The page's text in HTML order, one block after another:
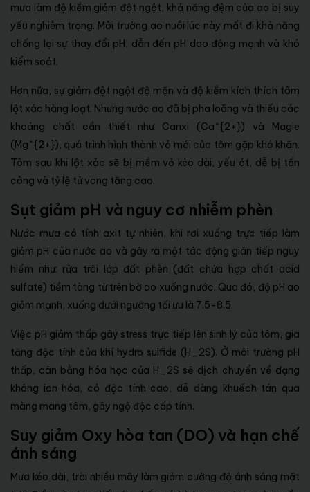
mưa làm độ kiềm giảm đột ngột, khả năng đệm của ao bị suy
yếu nghiêm trọng. Môi trường ao nuôi lúc này mất đi khả năng
chống lại sự thay đổi pH, dẫn đến pH dao động mạnh và khó
kiểm soát.
Hơn nữa, sự giảm đột ngột độ mặn và độ kiềm kích thích tôm
lột xác hàng loạt. Nhưng nước ao đã bị pha loãng và thiếu các
khoáng chất cần thiết như Canxi (Ca^{2+}) và Magie
(Mg^{2+}), quá trình hình thành vỏ mới của tôm gặp khó khăn.
Tôm sau khi lột xác sẽ bị mềm vỏ kéo dài, yếu ớt, dễ bị tấn
công và tỷ lệ tử vong tăng cao.
Sụt giảm pH và nguy cơ nhiễm phèn
Nước mưa có tính axit tự nhiên, khi rơi xuống trực tiếp làm
giảm pH của nước ao và gây ra một tác động gián tiếp nguy
hiểm như: rửa trôi lớp đất phèn (đất chứa hợp chất acid
sulfate) tiềm tàng từ trên bờ ao xuống nước. Qua đó, độ pH ao
giảm mạnh, xuống dưới ngưỡng tối ưu là 7.5-8.5.
Việc pH giảm thấp gây stress trực tiếp lên sinh lý của tôm, gia
tăng độc tính của khí hydro sulfide (H_2S). Ở môi trường pH
thấp, cân bằng hóa học của H_2S sẽ dịch chuyển về dạng
không ion hóa, có độc tính cao, dễ dàng khuếch tán qua
màng mang tôm, gây ngộ độc cấp tính.
Suy giảm Oxy hòa tan (DO) và hạn chế
ánh sáng
Mưa kéo dài, trời nhiều mây làm giảm cường độ ánh sáng mặt